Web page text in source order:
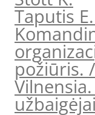
Taputis
požiūris.
užbaigėjai